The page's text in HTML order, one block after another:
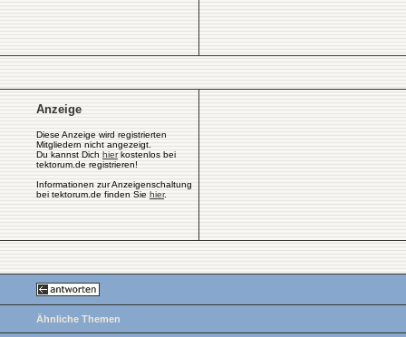
Anzeige
Diese Anzeige wird registrierten
Mitgliedern nicht angezeigt.
Du kannst Dich hierkostenlos bei
tektorum.de registrieren!
Informationen zur Anzeigenschaltung
bei tektorum.de finden Sie hier.
Ähnliche Themen